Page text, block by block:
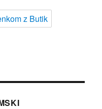
z Butik